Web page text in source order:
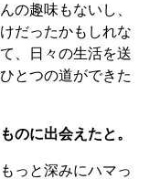
の趣味もないし、
だったかもしれな
、日々の生活を送
とつの道ができた
のに出会えたと。
っと深みにハマっ